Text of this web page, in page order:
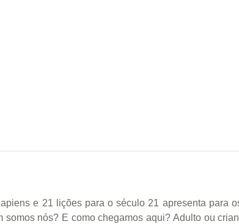
e 21 lições para o século 21 apresenta para
nós? E como chegamos aqui? Adulto ou